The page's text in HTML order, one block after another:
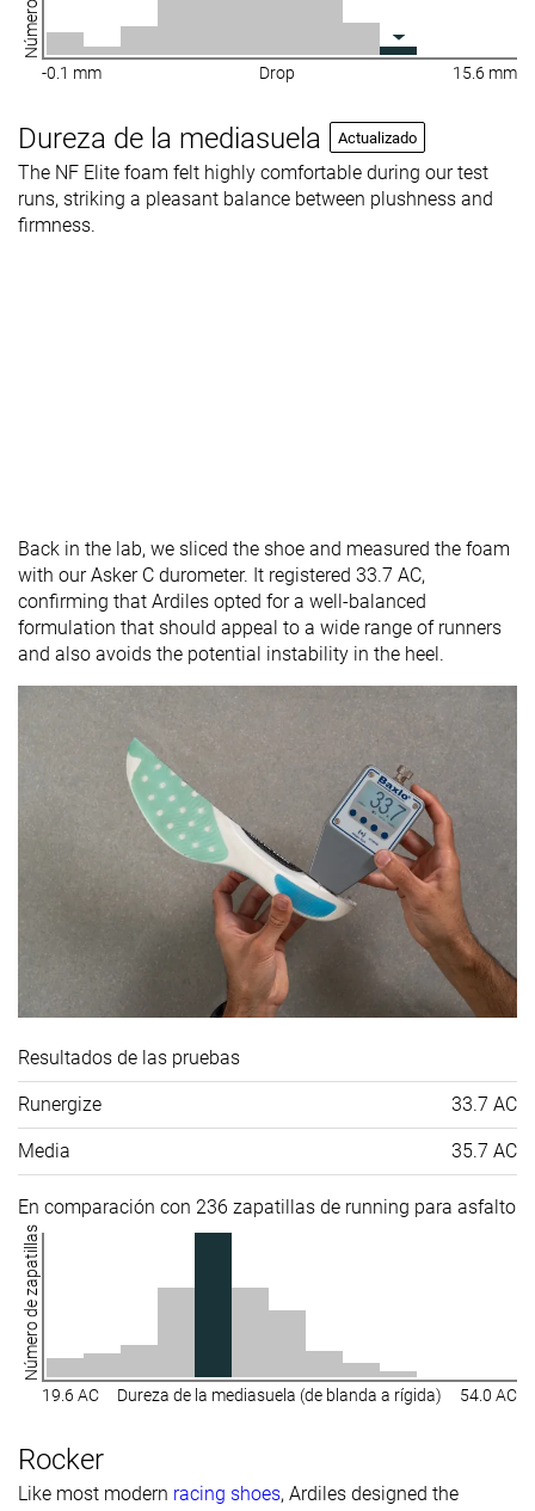
-0.1 mm Drop 15.6 mm
Dureza de la mediasuela Actualizado
The NF Elite foam felt highly comfortable during our test
runs, striking a pleasant balance between plushness and
firmness.
Back in the lab, we sliced the shoe and measured the foam
with our Asker C durometer. It registered 33.7 AC,
confirming that Ardiles opted for a well-balanced
formulation that should appeal to a wide range of runners
and also avoids the potential instability in the heel.
Resultados de las pruebas
Runergize 33.7 AC
Media 35.7 AC
En comparación con 236 zapatillas de running para asfalto
Número de zapatillas
19.6 AC Dureza de la mediasuela (de blanda a rígida) 54.0 AC
Rocker
Like most modern racing shoes, Ardiles designed the